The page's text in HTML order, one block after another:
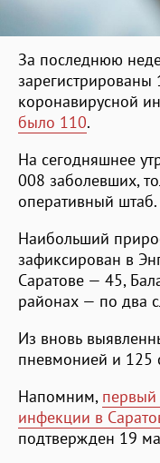
За последнюю
зарегистрированы
коронавирусной
было 110.
На сегодняшнее
008 заболевших,
оперативный штаб.
Наибольший
зафиксирован в
Саратове — 45,
районах — по два
Из вновь
пневмонией и 125
Напомним, первый
инфекции в
подтвержден 19